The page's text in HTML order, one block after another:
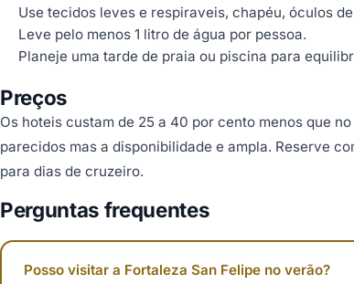
Use tecidos leves e respiraveis, chapéu, óculos
Leve pelo menos 1 litro de água por pessoa.
Planeje uma tarde de praia ou piscina para
Preços
Os hoteis custam de 25 a 40 por cento menos que
parecidos mas a disponibilidade e ampla. Reserve
para dias de cruzeiro.
Perguntas frequentes
Posso visitar a Fortaleza San Felipe no verão?